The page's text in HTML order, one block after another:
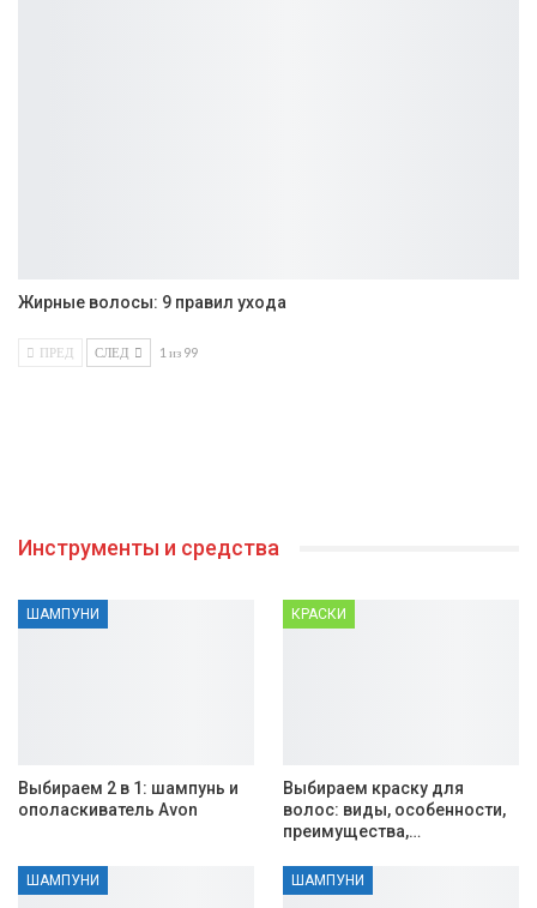
Жирные волосы: 9 правил ухода
ПРЕД СЛЕД 1 из 99
Инструменты и средства
ШАМПУНИ
Выбираем 2 в 1: шампунь и
ополаскиватель Avon
КРАСКИ
Выбираем краску для
волос: виды, особенности,
преимущества,…
ШАМПУНИ ШАМПУНИ